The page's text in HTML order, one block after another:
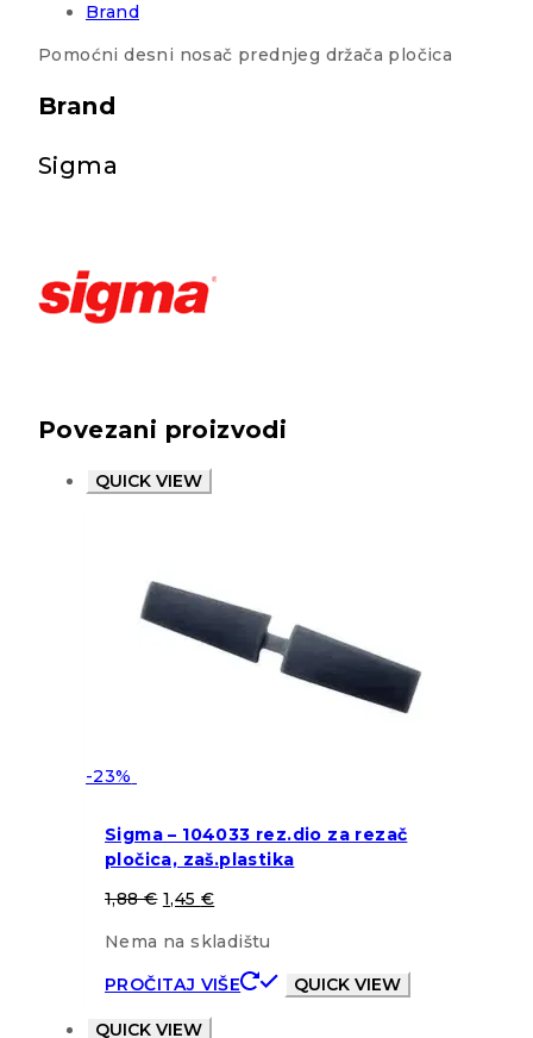
Brand
Pomoćni desni nosač prednjeg držača pločica
Brand
Sigma
Povezani proizvodi
QUICK VIEW
-23%
Sigma – 104033 rez.dio za rezač
pločica, zaš.plastika
1,88€ 1,45 €
Nema na skladištu
PROČITAJ VIŠE
QUICK VIEW
QUICK VIEW